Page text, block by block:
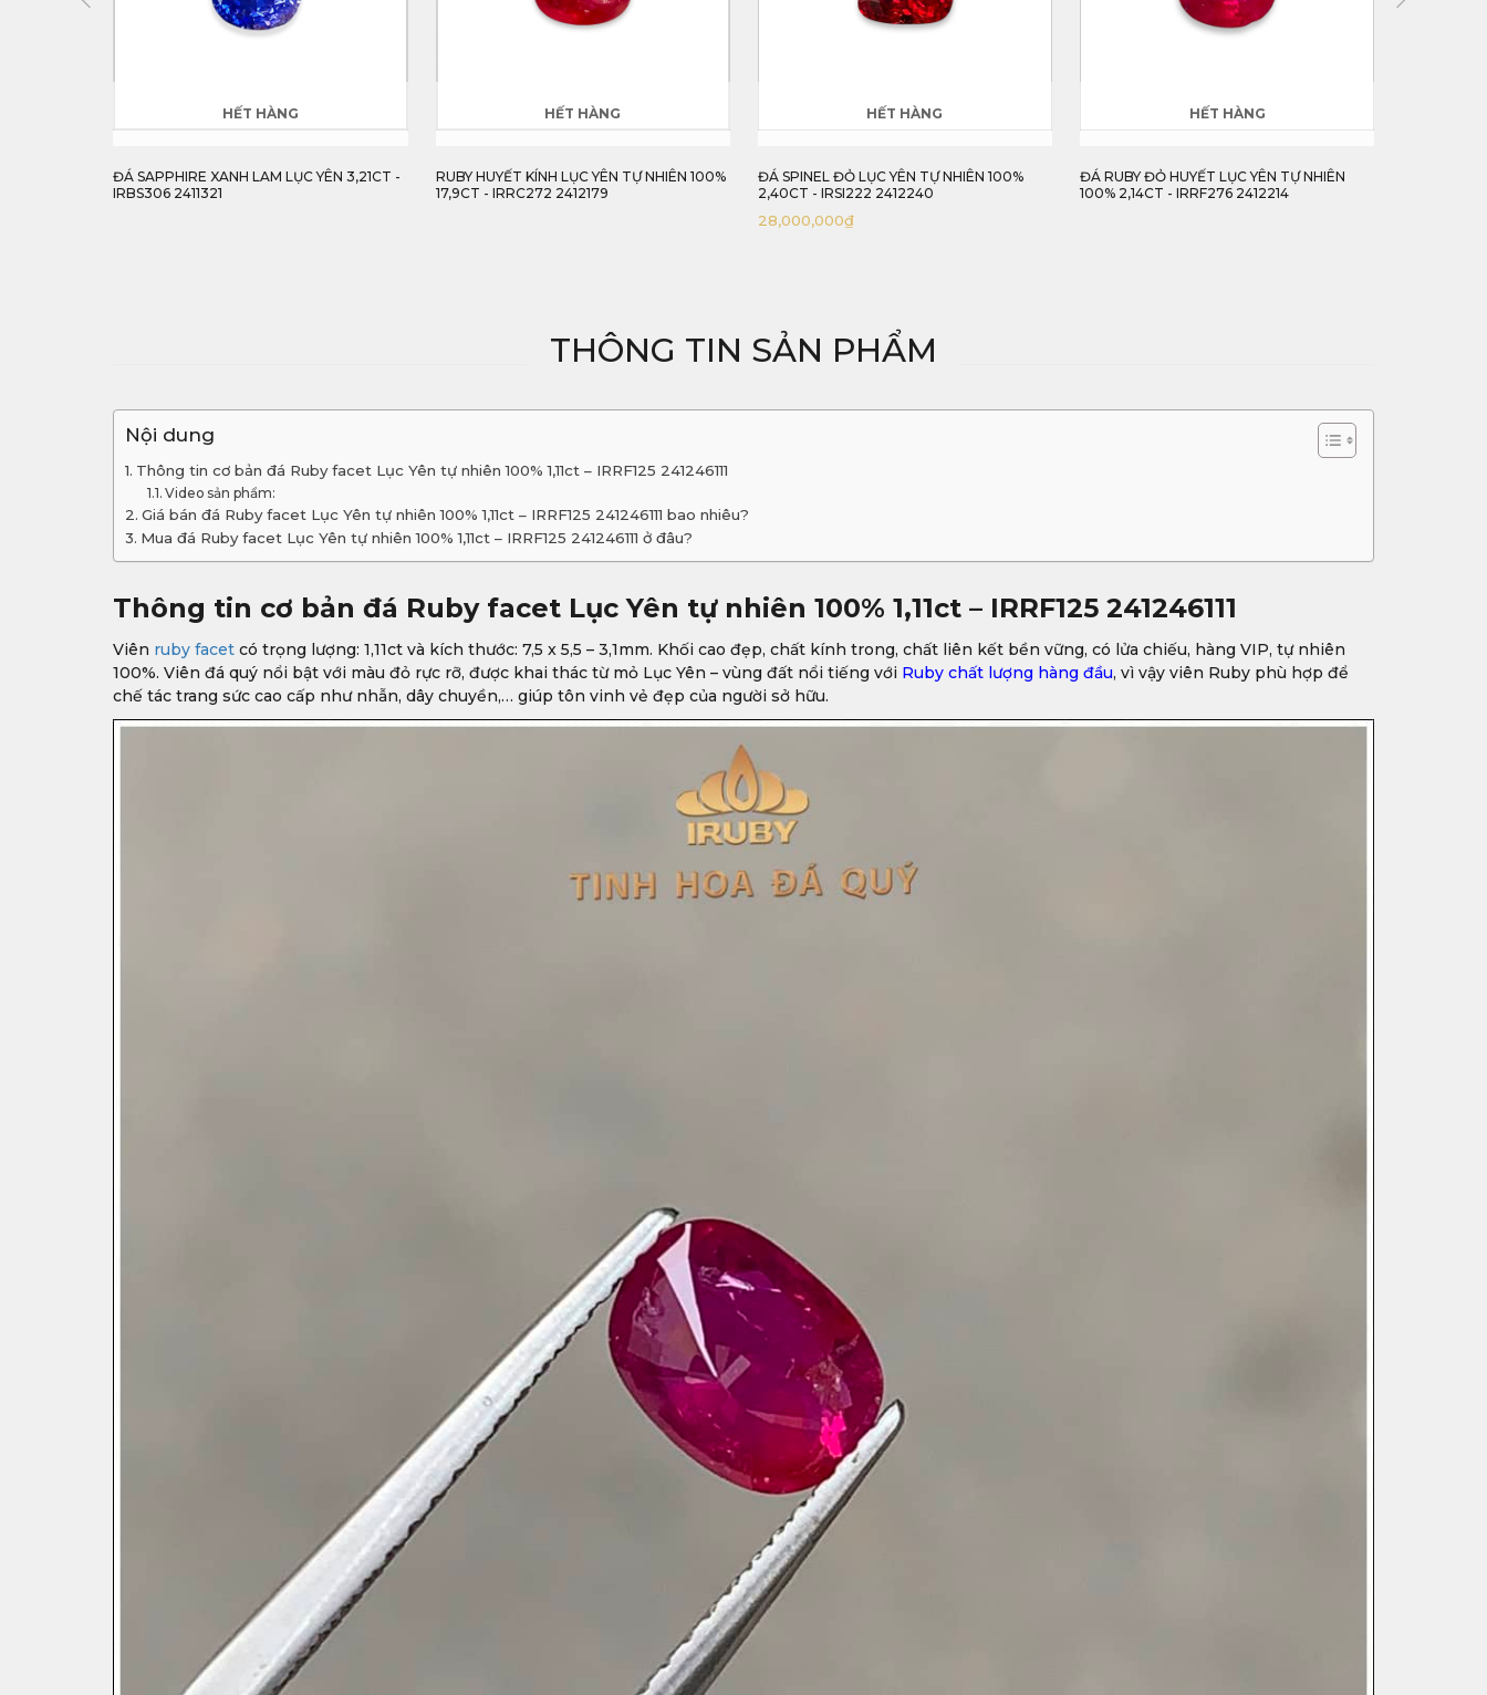
HẾT HÀNG
ĐÁ SAPPHIRE XANH LAM LỤC YÊN 3,21CT -
IRBS306 2411321
HẾT HÀNG
RUBY HUYẾT KÍNH LỤC YÊN TỰ NHIÊN 100%
17,9CT - IRRC272 2412179
HẾT HÀNG
ĐÁ SPINEL ĐỎ LỤC YÊN TỰ NHIÊN 100%
2,40CT - IRSI222 2412240
28,000,000₫
HẾT HÀNG
ĐÁ RUBY ĐỎ HUYẾT LỤC YÊN TỰ NHIÊN
100% 2,14CT - IRRF276 2412214
THÔNG TIN SẢN PHẨM
Nội dung
Thông tin cơ bản đá Ruby facet Lục Yên tự nhiên 100% 1,11ct – IRRF125 241246111
Video sản phẩm:
Giá bán đá Ruby facet Lục Yên tự nhiên 100% 1,11ct – IRRF125 241246111 bao nhiêu?
Mua đá Ruby facet Lục Yên tự nhiên 100% 1,11ct – IRRF125 241246111 ở đâu?
Thông tin cơ bản đá Ruby facet Lục Yên tự nhiên 100% 1,11ct – IRRF125 241246111
Viên ruby facet có trọng lượng: 1,11ct và kích thước: 7,5 x 5,5 – 3,1mm. Khối cao đẹp, chất kính trong, chất liên kết bền vững, có lửa chiếu, hàng VIP, tự nhiên
100%. Viên đá quý nổi bật với màu đỏ rực rỡ, được khai thác từ mỏ Lục Yên – vùng đất nổi tiếng với Ruby chất lượng hàng đầu, vì vậy viên Ruby phù hợp để
chế tác trang sức cao cấp như nhẫn, dây chuyền,… giúp tôn vinh vẻ đẹp của người sở hữu.